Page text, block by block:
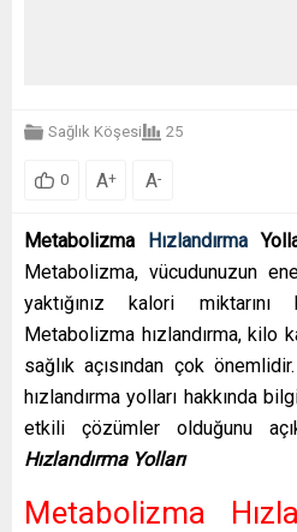
Sağlık Köşesi 25
0 A+ A-
Metabolizma Hızlandırma
Metabolizma, vücudunuzun
yaktığınız kalori
Metabolizma hızlandırma, kilo
sağlık açısından çok
hızlandırma yolları hakkında
etkili çözümler olduğunu
Hızlandırma Yolları
Metabolizma